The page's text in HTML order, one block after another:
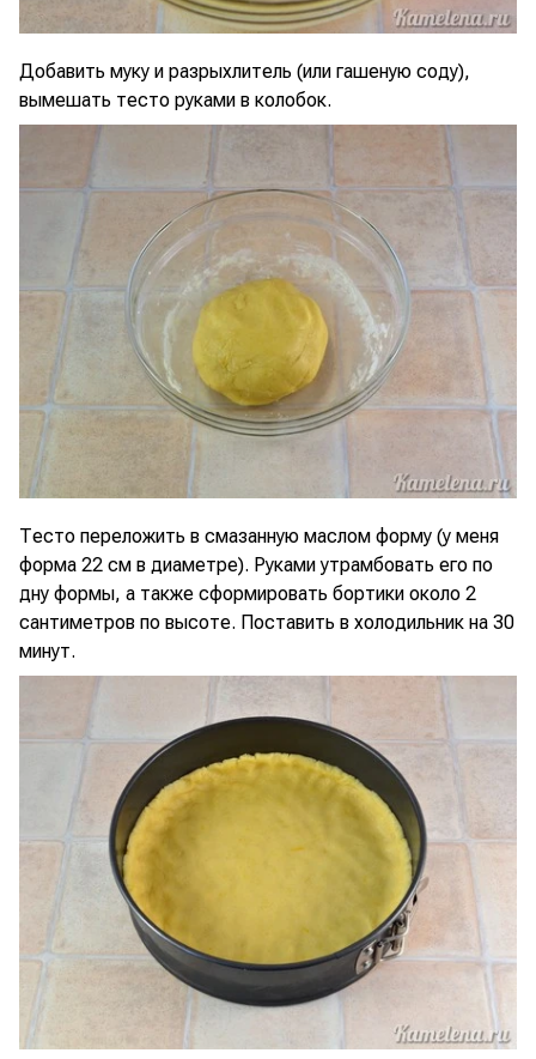
Добавить муку и разрыхлитель (или гашеную соду),
вымешать тесто руками в колобок.
Тесто переложить в смазанную маслом форму (у меня
форма 22 см в диаметре). Руками утрамбовать его по
дну формы, а также сформировать бортики около 2
сантиметров по высоте. Поставить в холодильник на 30
минут.